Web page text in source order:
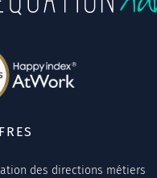
des directions métiers